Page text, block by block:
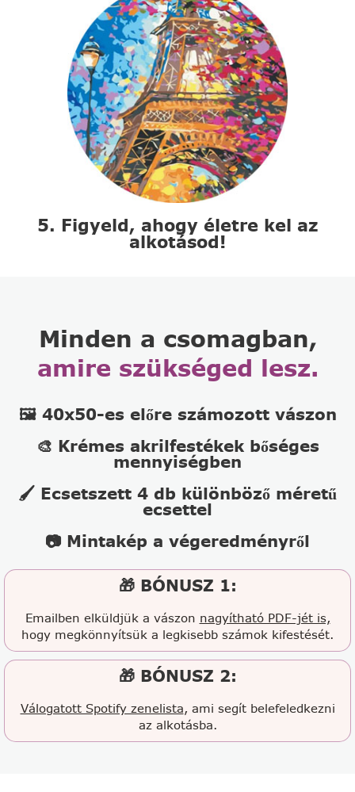
5. Figyeld, ahogy életre kel az
alkotásod!
Minden a csomagban,
amire szükséged lesz.
🖼️ 40x50-es előre számozott vászon
🎨 Krémes akrilfestékek bőséges
mennyiségben
🖌️ Ecsetszett 4 db különböző méretű
ecsettel
📷 Mintakép a végeredményről
🎁 BÓNUSZ 1:
Emailben elküldjük a vászon nagyítható PDF-jét is,
hogy megkönnyítsük a legkisebb számok kifestését.
🎁 BÓNUSZ 2:
Válogatott Spotify zenelista, ami segít belefeledkezni
az alkotásba.